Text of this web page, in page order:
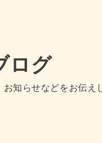
ログ
知らせなどをお伝え